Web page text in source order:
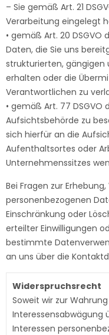
– Sie gemäß Art. 21
Verarbeitung eingelegt
• gemäß Art. 20
Daten, die Sie uns
strukturierten, gängigen
erhalten oder die
Verantwortlichen zu
• gemäß Art. 77 DSGVO
Aufsichtsbehörde zu
sich hierfür an die
Aufenthaltsortes oder
Unternehmenssitzes
Bei Fragen zur
personenbezogenen
Einschränkung oder
erteilter Einwilligungen
bestimmte
an uns über die
Widerspruchsrecht
Soweit wir zur
Interessensabwägung
Interessen